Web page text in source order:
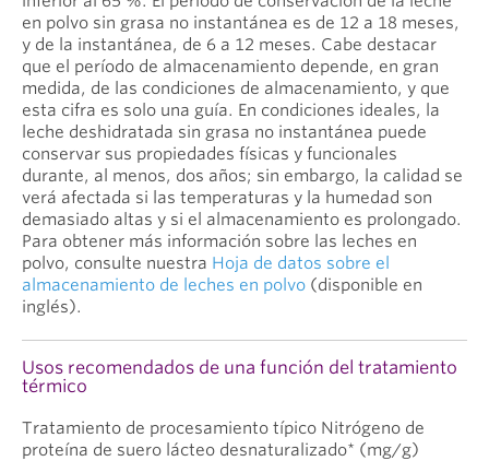
en polvo sin grasa no instantánea es de 12 a 18 meses,
y de la instantánea, de 6 a 12 meses. Cabe destacar
que el período de almacenamiento depende, en gran
medida, de las condiciones de almacenamiento, y que
esta cifra es solo una guía. En condiciones ideales, la
leche deshidratada sin grasa no instantánea puede
conservar sus propiedades físicas y funcionales
durante, al menos, dos años; sin embargo, la calidad se
verá afectada si las temperaturas y la humedad son
demasiado altas y si el almacenamiento es prolongado.
Para obtener más información sobre las leches en
polvo, consulte nuestra Hoja de datos sobre el
almacenamiento de leches en polvo (disponible en
inglés).
Usos recomendados de una función del tratamiento
térmico
Tratamiento de procesamiento típico Nitrógeno de
proteína de suero lácteo desnaturalizado* (mg/g)